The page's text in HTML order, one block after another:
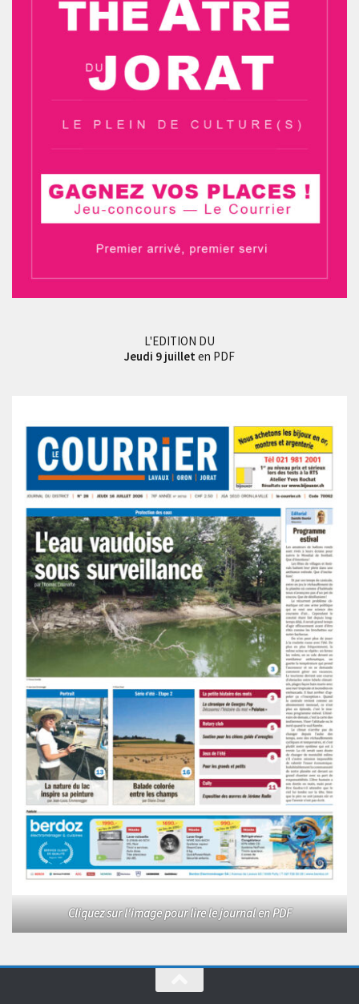
L'EDITION DU
Jeudi 9 juillet en PDF
Cliquez sur l'image pour lire le journal en PDF